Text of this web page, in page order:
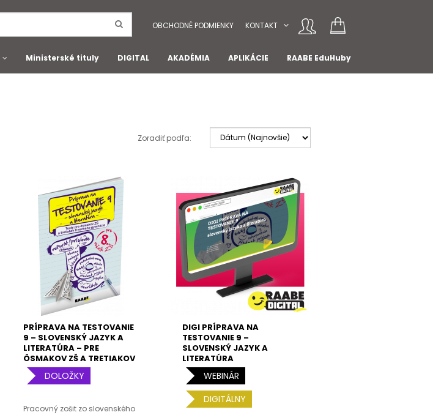
OBCHODNÉ PODMIENKY KONTAKT
Ministerské tituly DIGITAL AKADÉMIA APLIKÁCIE RAABE EduHuby
Zoradiť podľa:
PRÍPRAVA NA TESTOVANIE
9 – SLOVENSKÝ JAZYK A
LITERATÚRA – PRE
ÔSMAKOV ZŠ A TRETIAKOV
8-ROČNÉHO GYMNÁZIA
DOLOŽKY
Pracovný zošit zo slovenského
DIGI PRÍPRAVA NA
TESTOVANIE 9 –
SLOVENSKÝ JAZYK A
LITERATÚRA
WEBINÁR
DIGITÁLNY